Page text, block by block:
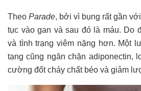
Theo Parade, bởi vì bụng rất gần
tục vào gan và sau đó là máu. Do
và tình trạng viêm nặng hơn. Một
tạng cũng ngăn chặn adiponectin,
cường đốt cháy chất béo và giảm